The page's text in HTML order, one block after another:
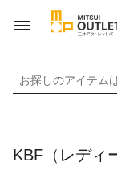
お探しのアイテム
KBF（レディ